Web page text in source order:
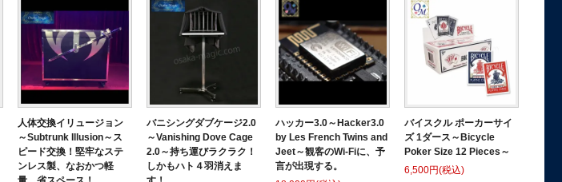
人体交換イリュージョン
～Subtrunk Illusion～ス
ピード交換！堅牢なステ
ンレス製、なおかつ軽
バニシングダブケージ2.0
～Vanishing Dove Cage
2.0～持ち運びラクラク！
しかもハト４羽消えま
ハッカー3.0～Hacker3.0
by Les French Twins and
Jeet～観客のWi-Fiに、予
言が出現する。
バイスクル ポーカーサイ
ズ 1ダース～Bicycle
Poker Size 12 Pieces～
6,500円(税込)